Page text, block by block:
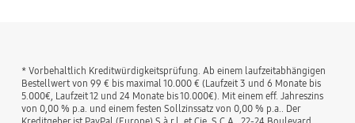
* Vorbehaltlich Kreditwürdigkeitsprüfung. Ab einem laufzeitabhängigen
Bestellwert von 99 € bis maximal 10.000 € (Laufzeit 3 und 6 Monate bis
5.000€, Laufzeit 12 und 24 Monate bis 10.000€). Mit einem eff. Jahreszins
von 0,00 % p.a. und einem festen Sollzinssatz von 0,00 % p.a.. Der